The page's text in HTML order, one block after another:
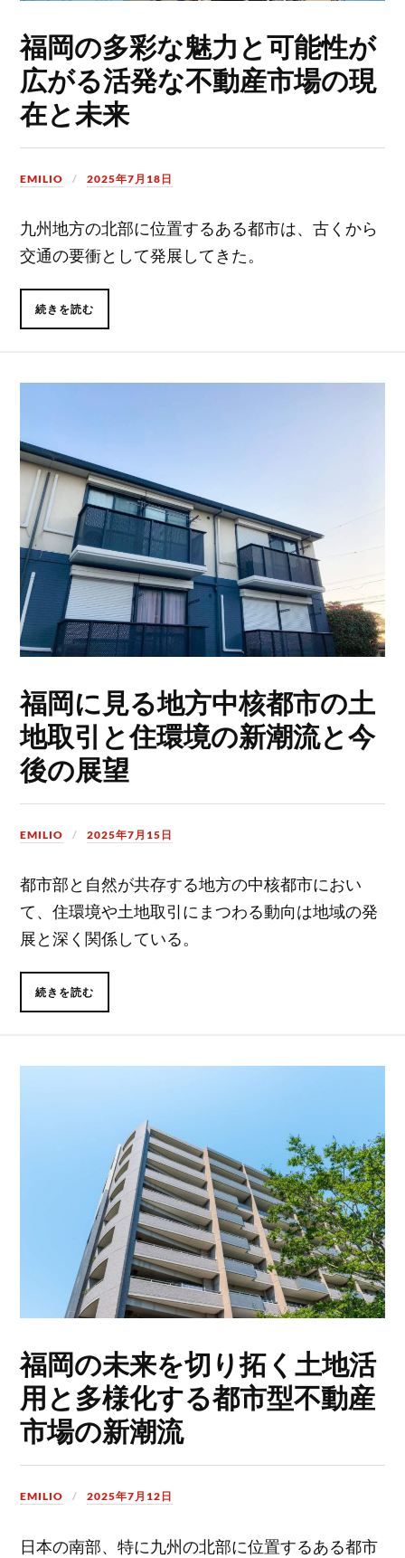
福岡の多彩な魅力と可能性が
広がる活発な不動産市場の現
在と未来
EMILIO 2025年7月18日
九州地方の北部に位置するある都市は、古くから
交通の要衝として発展してきた。
続きを読む
福岡に見る地方中核都市の土
地取引と住環境の新潮流と今
後の展望
EMILIO 2025年7月15日
都市部と自然が共存する地方の中核都市におい
て、住環境や土地取引にまつわる動向は地域の発
展と深く関係している。
続きを読む
福岡の未来を切り拓く土地活
用と多様化する都市型不動産
市場の新潮流
EMILIO 2025年7月12日
日本の南部、特に九州の北部に位置するある都市